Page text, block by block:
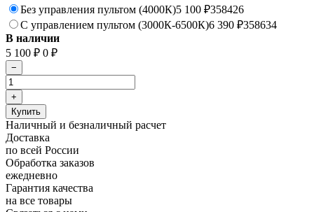
Без управления пультом (4000К)5 100 ₽358426
С управлением пультом (3000К-6500К)6 390 ₽358634
В наличии
5 100 ₽ 0 ₽
Наличный и безналичный расчет
Доставка
по всей России
Обработка заказов
ежедневно
Гарантия качества
на все товары